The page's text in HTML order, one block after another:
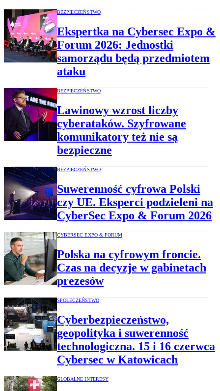
BEZPIECZEŃSTWO
Ekspertka na Cybersec Expo &
Forum 2026: Jednostki
samorządu będą przedmiotem
ataku
BEZPIECZEŃSTWO
Lawinowy wzrost liczby
cyberataków. Szyfrowane
komunikatory też nie są
bezpieczne
BEZPIECZEŃSTWO
Suwerenność cyfrowa Polski
czy UE. Eksperci podzieleni na
CyberSec Expo & Forum 2026
CYBERSEC EXPO & FORUM
Polska na cyfrowym froncie.
Czas na decyzje w gabinetach
prezesów
SPOŁECZEŃSTWO
Cyberbezpieczeństwo,
geopolityka i suwerenność
technologiczna. 15 i 16 czerwca
Cybersec w Katowicach
GLOBALNE INTERESY